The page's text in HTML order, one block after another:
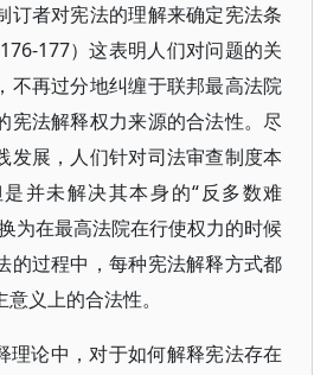
订者对宪法的理解来确定宪法条
177）这表明人们对问题的关
不再过分地纠缠于联邦最高法院
宪法解释权力来源的合法性。尽
发展，人们针对司法审查制度本
并未解决其本身的“反多数难
为在最高法院在行使权力的时候
过程中，每种宪法解释方式都
义上的合法性。
理论中，对于如何解释宪法存在